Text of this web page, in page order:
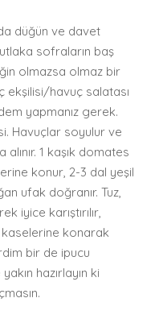
düğün ve davet
sofraların baş
olmazsa olmaz bir
ekşilisi/havuç salatası
yapmanız gerek.
Havuçlar soyulur ve
1 kaşık domates
konur, 2-3 dal yeşil
ufak doğranır. Tuz,
iyice karıştırılır,
konarak
bir de ipucu
hazırlayın ki